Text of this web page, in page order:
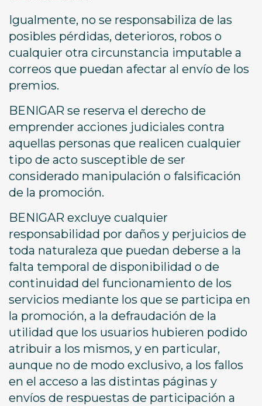
Igualmente, no se responsabiliza de las
posibles pérdidas, deterioros, robos o
cualquier otra circunstancia imputable a
correos que puedan afectar al envío de los
premios.
BENIGAR se reserva el derecho de
emprender acciones judiciales contra
aquellas personas que realicen cualquier
tipo de acto susceptible de ser
considerado manipulación o falsificación
de la promoción.
BENIGAR excluye cualquier
responsabilidad por daños y perjuicios de
toda naturaleza que puedan deberse a la
falta temporal de disponibilidad o de
continuidad del funcionamiento de los
servicios mediante los que se participa en
la promoción, a la defraudación de la
utilidad que los usuarios hubieren podido
atribuir a los mismos, y en particular,
aunque no de modo exclusivo, a los fallos
en el acceso a las distintas páginas y
envíos de respuestas de participación a